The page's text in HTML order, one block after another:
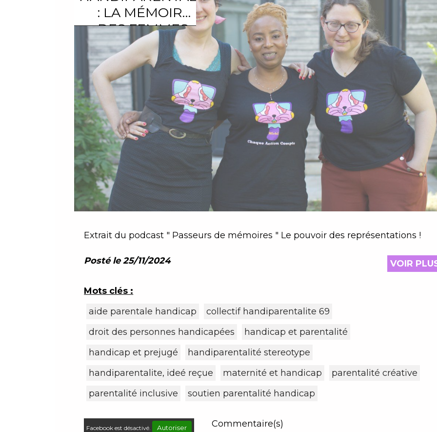
: LA MÉMOIRE
DES FEMMES,
MÈRES EN
SITUATION DE
HANDICAP
Extrait du podcast " Passeurs de mémoires " Le pouvoir des représentations !
Posté le 25/11/2024 VOIR
Mots clés :
aide parentale handicap
collectif handiparentalite 69
droit des personnes handicapées
handicap et parentalité
handicap et prejugé
handiparentalité stereotype
handiparentalite, ideé reçue
maternité et handicap
parentalité créative
parentalité inclusive
soutien parentalité handicap
Facebook est désactivé. Autoriser Commentaire(s)